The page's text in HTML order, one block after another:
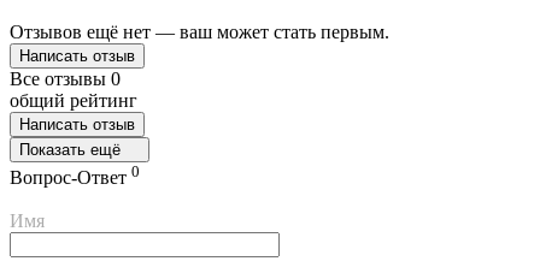
Отзывов ещё нет — ваш может стать первым.
Написать отзыв
Все отзывы 0
общий рейтинг
Написать отзыв
Показать ещё
Вопрос-Ответ 0
Имя